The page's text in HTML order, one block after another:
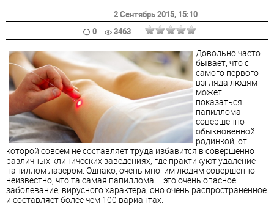
2 Сентябрь 2015, 15:10
0
3463
Довольно часто
бывает, что с
самого первого
взгляда людям
может
показаться
папиллома
совершенно
обыкновенной
родинкой, от
которой совсем не составляет труда избавится в совершенно
различных клинических заведениях, где практикуют удаление
папиллом лазером. Однако, очень многим людям совершенно
неизвестно, что та самая папиллома – это очень опасное
заболевание, вирусного характера, оно очень распространенное
и составляет более чем 100 вариантах.